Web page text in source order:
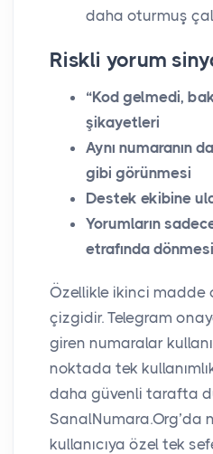
daha oturmuş
Riskli yorum
“Kod gelmedi,
şikayetleri
Aynı numaranın
gibi görünmesi
Destek ekibine
Yorumların
etrafında dönmesi
Özellikle ikinci madde
çizgidir. Telegram
giren numaralar
noktada tek
daha güvenli tarafta
SanalNumara.Org’da
kullanıcıya özel tek